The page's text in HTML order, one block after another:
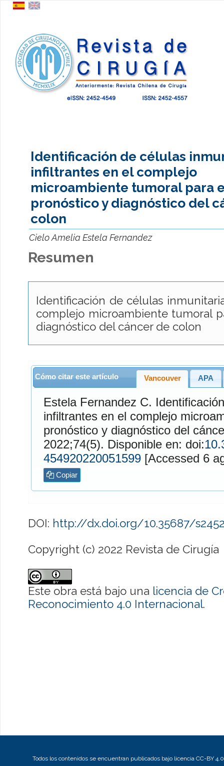
Identificación de células
infiltrantes en el complejo
microambiente tumoral para
pronóstico y diagnóstico del
colon
Cielo Amelia Estela Fernandez
Resumen
Identificación de células
complejo microambiente tumoral
diagnóstico del cáncer de colon
Cómo citar este artículo Vancouver APA
Estela Fernandez C. Identificación de células inmunitarias
infiltrantes en el complejo
pronóstico y diagnóstico del
2022;74(5). Disponible en: doi:
454920220051599
Copiar
DOI: http://dx.doi.org/10.35687/
Copyright (c) 2022 Revista de Cirugía
Este obra está bajo una licencia de
Reconocimiento 4.0 Internacional.
Todos los contenidos se encuentran publicados bajo licencia CC-BY 4.0